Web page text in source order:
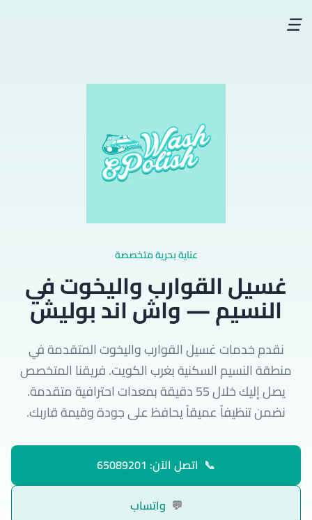
☰
عناية بحرية متخصصة
غسيل القوارب واليخوت في
النسيم — واش اند بوليش
نقدم خدمات غسيل القوارب واليخوت المتقدمة في
منطقة النسيم السكنية بغرب الكويت. فريقنا المتخصص
يصل إليك خلال 55 دقيقة بمعدات احترافية متقدمة.
نضمن تنظيفاً عميقاً يحافظ على جودة وقيمة قاربك.
📞 اتصل الآن: 65089201
💬 واتساب